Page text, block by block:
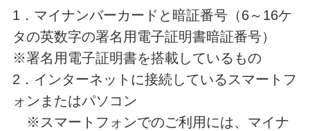
1．マイナンバーカードと暗証番号（6～16ケ
タの英数字の署名用電子証明書暗証番号）
※署名用電子証明書を搭載しているもの
2．インターネットに接続しているスマートフ
ォンまたはパソコン
※スマートフォンでのご利用には、マイナ